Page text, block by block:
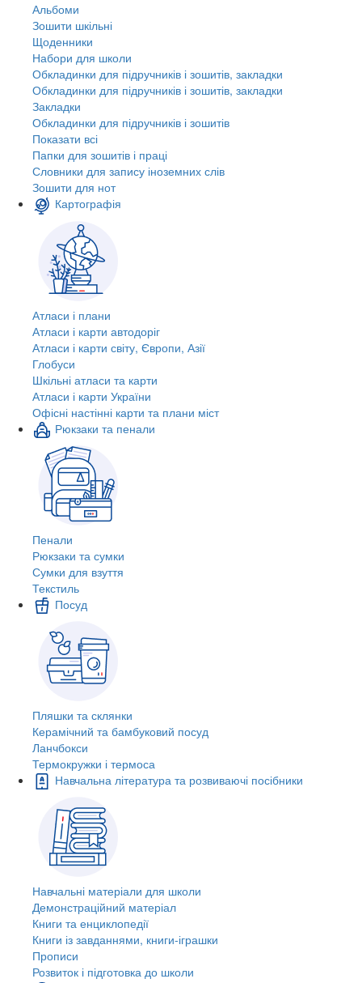
Альбоми
Зошити шкільні
Щоденники
Набори для школи
Обкладинки для підручників і зошитів, закладки
Обкладинки для підручників і зошитів, закладки
Закладки
Обкладинки для підручників і зошитів
Показати всі
Папки для зошитів і праці
Словники для запису іноземних слів
Зошити для нот
Картографія
Атласи і плани
Атласи і карти автодоріг
Атласи і карти світу, Європи, Азії
Глобуси
Шкільні атласи та карти
Атласи і карти України
Офісні настінні карти та плани міст
Рюкзаки та пенали
Пенали
Рюкзаки та сумки
Сумки для взуття
Текстиль
Посуд
Пляшки та склянки
Керамічний та бамбуковий посуд
Ланчбокси
Термокружки і термоса
Навчальна література та розвиваючі посібники
Навчальні матеріали для школи
Демонстраційний матеріал
Книги та енциклопедії
Книги із завданнями, книги-іграшки
Прописи
Розвиток і підготовка до школи